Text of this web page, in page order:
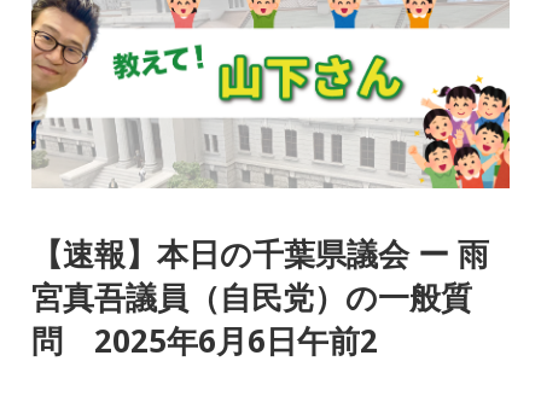
【速報】本日の千葉県議会 ー 雨
宮真吾議員（自民党）の一般質
問 2025年6月6日午前2